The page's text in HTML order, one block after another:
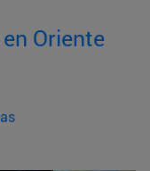
Oriente